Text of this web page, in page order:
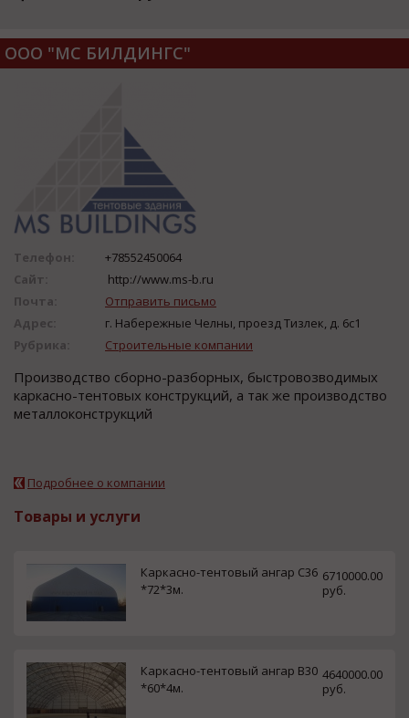
ООО "МС БИЛДИНГС"
Телефон:
+78552450064
Сайт:
http://www.ms-b.ru
Почта:
Отправить письмо
Адрес:
г. Набережные Челны, проезд Тизлек, д. 6с1
Рубрика:
Строительные компании
Производство сборно-разборных, быстровозводимых
каркасно-тентовых конструкций, а так же производство
металлоконструкций
Подробнее о компании
Товары и услуги
Каркасно-тентовый ангар С36
*72*3м.
6710000.00
руб.
Каркасно-тентовый ангар В30
*60*4м.
4640000.00
руб.